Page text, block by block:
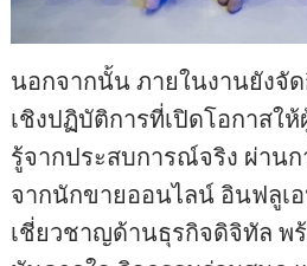
นอกจากนั้น ภายในงานยังจั
เชิงปฏิบัติการที่เปิดโอกาสใ
รู้จากประสบการณ์จริง ผ่าน
จากนักขายออนไลน์ อินฟลูเ
เชี่ยวชาญด้านธุรกิจดิจิทัล พ